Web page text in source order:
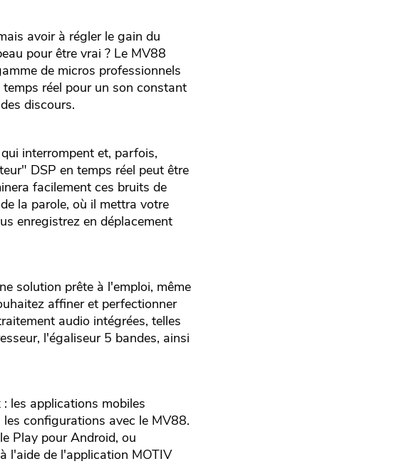
avoir à régler le gain du
pour être vrai ? Le MV88
de micros professionnels
réel pour un son constant
discours.
interrompent et, parfois,
DSP en temps réel peut être
facilement ces bruits de
la parole, où il mettra votre
enregistrez en déplacement
solution prête à l'emploi, même
affiner et perfectionner
audio intégrées, telles
l'égaliseur 5 bandes, ainsi
les applications mobiles
configurations avec le MV88.
Play pour Android, ou
l'aide de l'application MOTIV